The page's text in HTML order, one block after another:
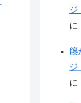
ジ
に
籐
ジ
に